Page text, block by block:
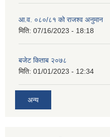
आ.व. ०८०/८१ को राजश्व अनुमान
मिति: 07/16/2023 - 18:18
बजेट किताब २०७८
मिति: 01/01/2023 - 12:34
अन्य